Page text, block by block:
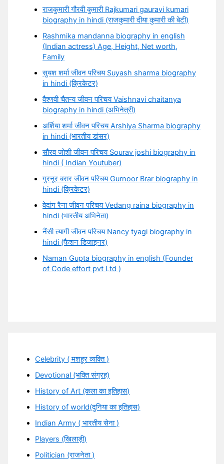
राजकुमारी गौरवी कुमारी Rajkumari gauravi kumari
biography in hindi (राजकुमारी दीया कुमारी की बेटी)
Rashmika mandanna biography in english
(Indian actress) Age, Height, Net worth,
Family
सुयश शर्मा जीवन परिचय Suyash sharma biography
in hindi (क्रिकेटर)
वैश्णवी चैतन्य जीवन परिचय Vaishnavi chaitanya
biography in hindi (अभिनेत्री)
अर्शिया शर्मा जीवन परिचय Arshiya Sharma biography
in hindi (भारतीय डांसर)
सौरव जोशी जीवन परिचय Sourav joshi biography in
hindi ( Indian Youtuber)
गुरनूर बरार जीवन परिचय Gurnoor Brar biography in
hindi (क्रिकेटर)
वेदांग रैना जीवन परिचय Vedang raina biography in
hindi (भारतीय अभिनेता)
नैंसी त्यागी जीवन परिचय Nancy tyagi biography in
hindi (फैशन डिजाइनर)
Naman Gupta biography in english (Founder
of Code effort pvt Ltd )
Celebrity ( मशहूर व्यक्ति )
Devotional (भक्ति संग्रह)
History of Art (कला का इतिहास)
History of world(दुनिया का इतिहास)
Indian Army ( भारतीय सेना )
Players (खिलाड़ी)
Politician (राजनेता )